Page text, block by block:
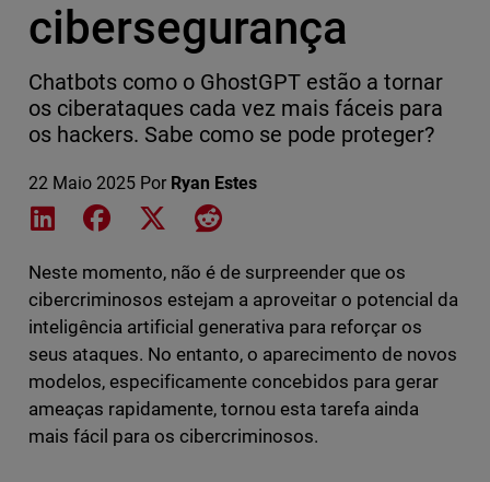
cibersegurança
Chatbots como o GhostGPT estão a tornar
os ciberataques cada vez mais fáceis para
os hackers. Sabe como se pode proteger?
22 Maio 2025 Por Ryan Estes
Share on LinkedIn
Share on Facebook
Share on XShare on Reddit
Neste momento, não é de surpreender que os
cibercriminosos estejam a aproveitar o potencial da
inteligência artificial generativa para reforçar os
seus ataques. No entanto, o aparecimento de novos
modelos, especificamente concebidos para gerar
ameaças rapidamente, tornou esta tarefa ainda
mais fácil para os cibercriminosos.